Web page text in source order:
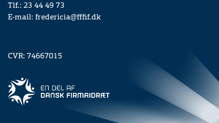
Tlf.: 23 44 49 73
E-mail: fredericia@fffif.dk
CVR: 74667015